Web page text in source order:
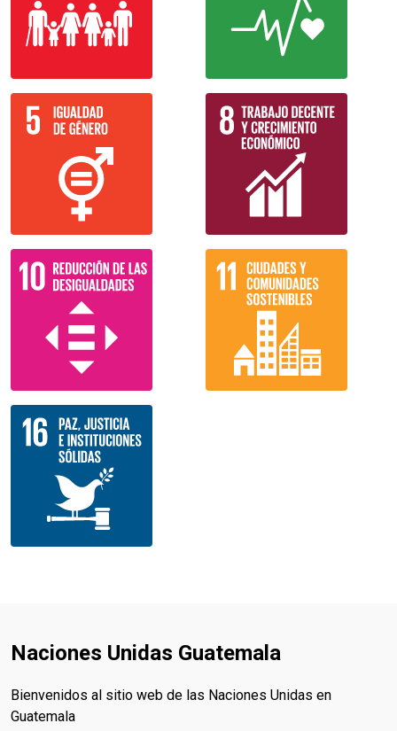
Naciones Unidas Guatemala
Bienvenidos al sitio web de las Naciones Unidas en
Guatemala